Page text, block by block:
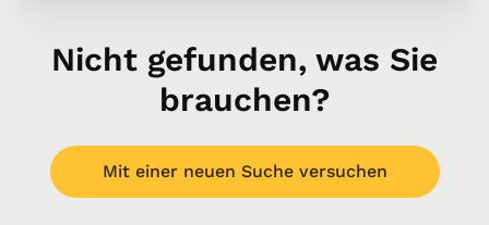
Nicht gefunden, was Sie
brauchen?
Mit einer neuen Suche versuchen